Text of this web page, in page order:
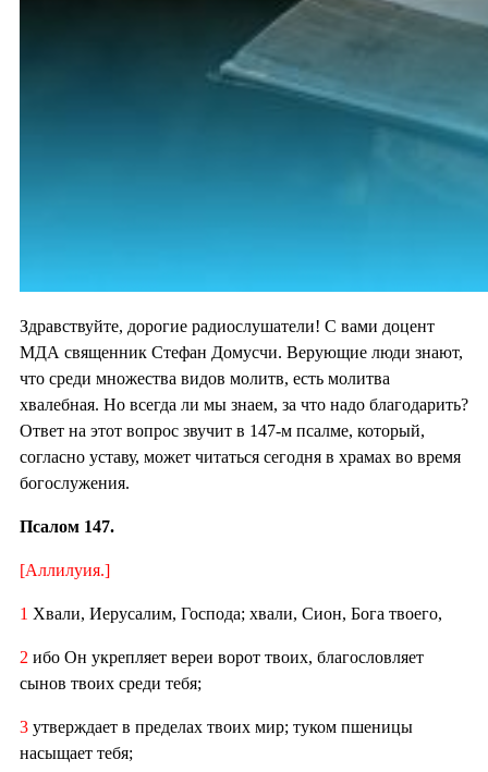
Здравствуйте, дорогие радиослушатели! С вами доцент
МДА священник Стефан Домусчи. Верующие люди знают,
что среди множества видов молитв, есть молитва
хвалебная. Но всегда ли мы знаем, за что надо благодарить?
Ответ на этот вопрос звучит в 147-м псалме, который,
согласно уставу, может читаться сегодня в храмах во время
богослужения.
Псалом 147.
[Аллилуия.]
1 Хвали, Иерусалим, Господа; хвали, Сион, Бога твоего,
2 ибо Он укрепляет вереи ворот твоих, благословляет
сынов твоих среди тебя;
3 утверждает в пределах твоих мир; туком пшеницы
насыщает тебя;